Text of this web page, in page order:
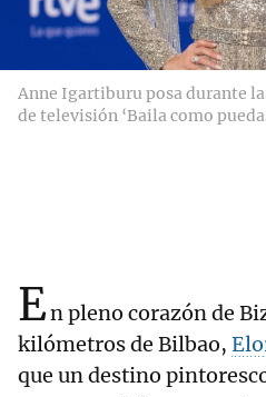
Anne Igartiburu posa durante
de televisión ‘Baila como
En pleno corazón de
kilómetros de Bilbao,
que un destino